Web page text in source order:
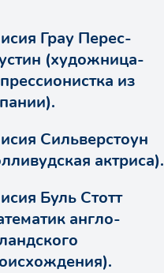
Грау Перес-
(художница-
из
Сильверстоун
актриса).
Буль Стотт
англо-